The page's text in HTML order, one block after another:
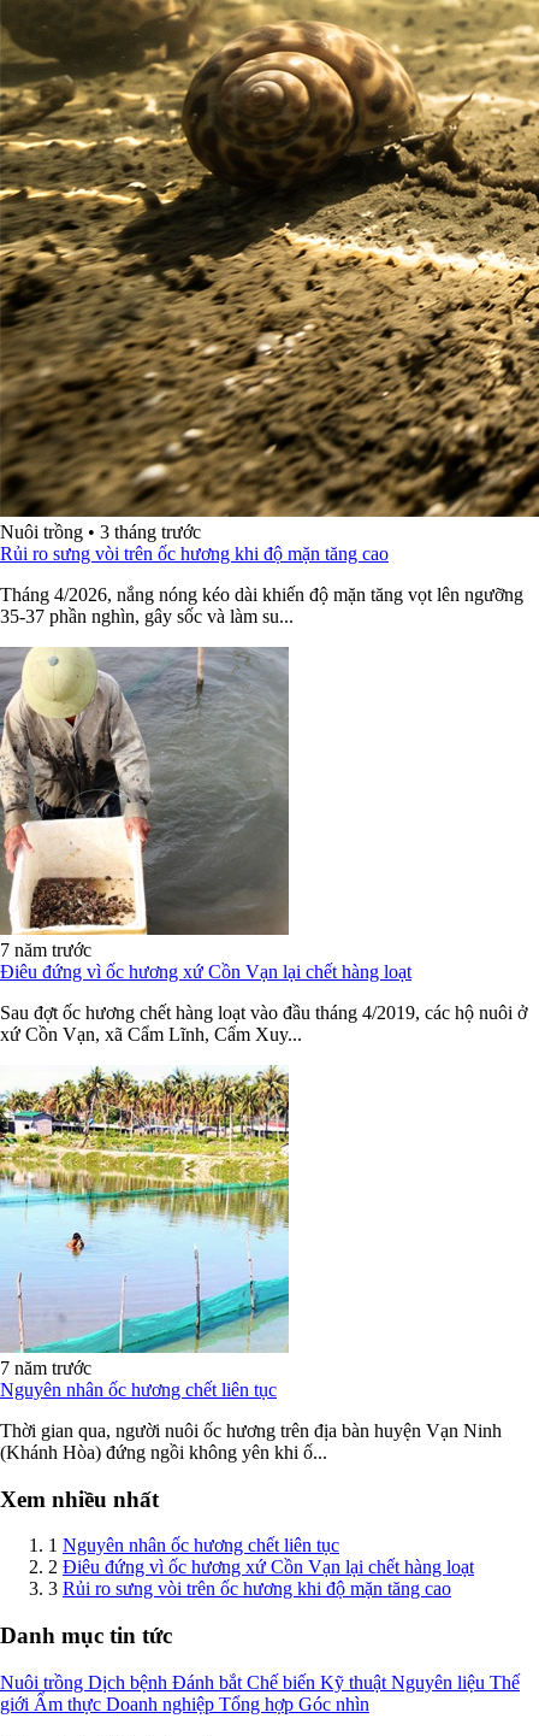
Nuôi trồng • 3 tháng trước
Rủi ro sưng vòi trên ốc hương khi độ mặn tăng cao
Tháng 4/2026, nắng nóng kéo dài khiến độ mặn tăng vọt lên ngưỡng
35-37 phần nghìn, gây sốc và làm su...
7 năm trước
Điêu đứng vì ốc hương xứ Cồn Vạn lại chết hàng loạt
Sau đợt ốc hương chết hàng loạt vào đầu tháng 4/2019, các hộ nuôi ở
xứ Cồn Vạn, xã Cẩm Lĩnh, Cẩm Xuy...
7 năm trước
Nguyên nhân ốc hương chết liên tục
Thời gian qua, người nuôi ốc hương trên địa bàn huyện Vạn Ninh
(Khánh Hòa) đứng ngồi không yên khi ố...
Xem nhiều nhất
1 Nguyên nhân ốc hương chết liên tục
2 Điêu đứng vì ốc hương xứ Cồn Vạn lại chết hàng loạt
3 Rủi ro sưng vòi trên ốc hương khi độ mặn tăng cao
Danh mục tin tức
Nuôi trồng Dịch bệnh Đánh bắt Chế biến Kỹ thuật Nguyên liệu Thế
giới Ẩm thực Doanh nghiệp Tổng hợp Góc nhìn